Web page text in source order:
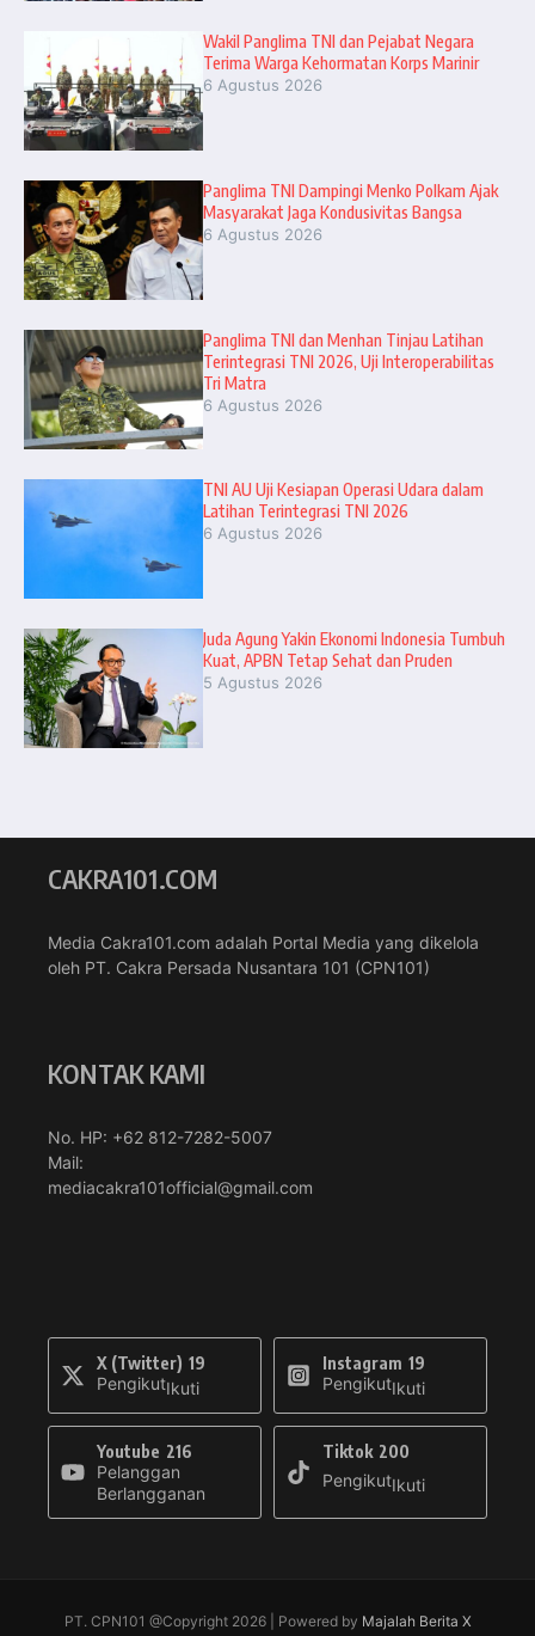
Wakil Panglima TNI dan Pejabat Negara
Terima Warga Kehormatan Korps Marinir
6 Agustus 2026
Panglima TNI Dampingi Menko Polkam Ajak
Masyarakat Jaga Kondusivitas Bangsa
6 Agustus 2026
Panglima TNI dan Menhan Tinjau Latihan
Terintegrasi TNI 2026, Uji Interoperabilitas
Tri Matra
6 Agustus 2026
TNI AU Uji Kesiapan Operasi Udara dalam
Latihan Terintegrasi TNI 2026
6 Agustus 2026
Juda Agung Yakin Ekonomi Indonesia Tumbuh
Kuat, APBN Tetap Sehat dan Pruden
5 Agustus 2026
CAKRA101.COM
Media Cakra101.com adalah Portal Media yang dikelola
oleh PT. Cakra Persada Nusantara 101 (CPN101)
KONTAK KAMI
No. HP: +62 812-7282-5007
Mail:
mediacakra101official@gmail.com
X (Twitter) 19
PengikutIkuti
Instagram 19
PengikutIkuti
Youtube 216
Pelanggan
Berlangganan
Tiktok 200
PengikutIkuti
PT. CPN101 @Copyright 2026 | Powered by Majalah Berita X